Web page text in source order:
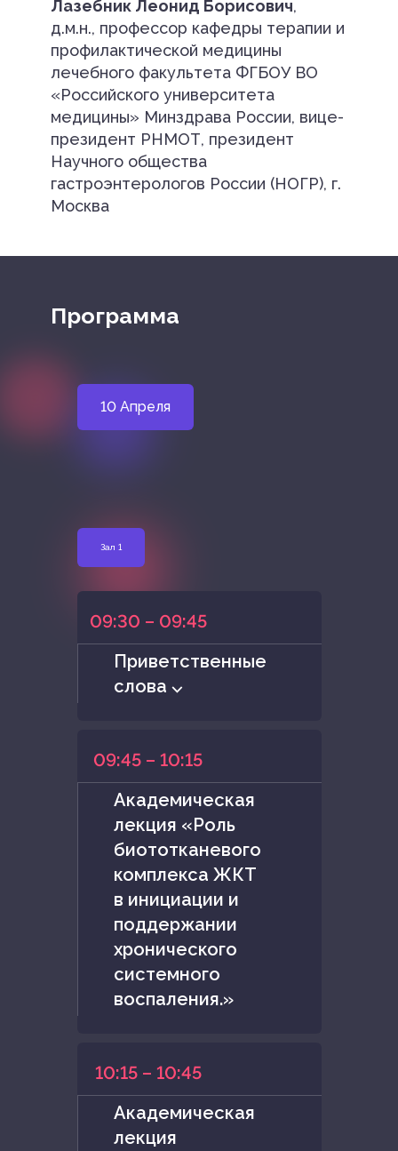
Лазебник Леонид Борисович,
д.м.н., профессор кафедры терапии и
профилактической медицины
лечебного факультета ФГБОУ ВО
«Российского университета
медицины» Минздрава России, вице-
президент РНМОТ, президент
Научного общества
гастроэнтерологов России (НОГР), г.
Москва
Программа
10 Апреля
Зал 1
09:30 – 09:45
Приветственные
слова ⌵
09:45 – 10:15
Академическая
лекция «Роль
биототканевого
комплекса ЖКТ
в инициации и
поддержании
хронического
системного
воспаления.»
10:15 – 10:45
Академическая
лекция